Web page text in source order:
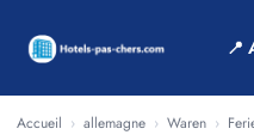
📍
Accueil › allemagne › Waren ›